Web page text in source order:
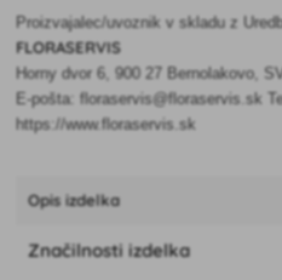
Proizvajalec/uvoznik v skladu z
FLORASERVIS
Horny dvor 6, 900 27 Bernolakovo,
E-pošta: floraservis@floraservis.sk
https://www.floraservis.sk
Opis izdelka
Značilnosti izdelka